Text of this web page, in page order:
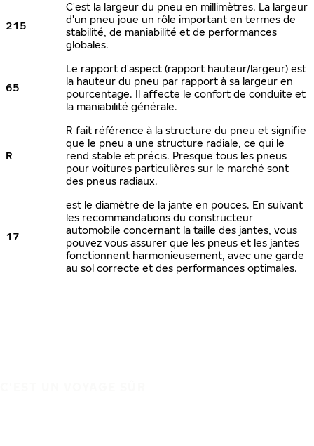
215
C'est la largeur du pneu en millimètres. La largeur
d'un pneu joue un rôle important en termes de
stabilité, de maniabilité et de performances
globales.
65
Le rapport d'aspect (rapport hauteur/largeur) est
la hauteur du pneu par rapport à sa largeur en
pourcentage. Il affecte le confort de conduite et
la maniabilité générale.
R
R fait référence à la structure du pneu et signifie
que le pneu a une structure radiale, ce qui le
rend stable et précis. Presque tous les pneus
pour voitures particulières sur le marché sont
des pneus radiaux.
17
est le diamètre de la jante en pouces. En suivant
les recommandations du constructeur
automobile concernant la taille des jantes, vous
pouvez vous assurer que les pneus et les jantes
fonctionnent harmonieusement, avec une garde
au sol correcte et des performances optimales.